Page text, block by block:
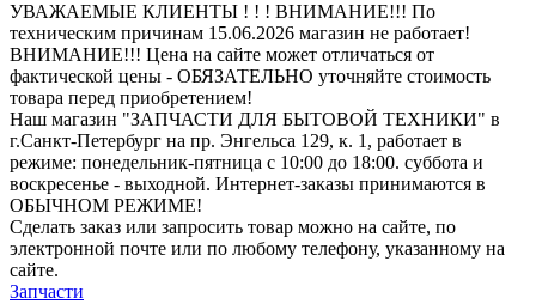
УВАЖАЕМЫЕ КЛИЕНТЫ ! ! ! ВНИМАНИЕ!!! По
техническим причинам 15.06.2026 магазин не работает!
ВНИМАНИЕ!!! Цена на сайте может отличаться от
фактической цены - ОБЯЗАТЕЛЬНО уточняйте стоимость
товара перед приобретением!
Наш магазин "ЗАПЧАСТИ ДЛЯ БЫТОВОЙ ТЕХНИКИ" в
г.Санкт-Петербург на пр. Энгельса 129, к. 1, работает в
режиме: понедельник-пятница с 10:00 до 18:00. суббота и
воскресенье - выходной. Интернет-заказы принимаются в
ОБЫЧНОМ РЕЖИМЕ!
Сделать заказ или запросить товар можно на сайте, по
электронной почте или по любому телефону, указанному на
сайте.
Запчасти